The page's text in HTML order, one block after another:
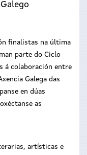
finalistas na última
parte do Ciclo
á colaboración entre
Galega das
en dúas
as
artísticas e